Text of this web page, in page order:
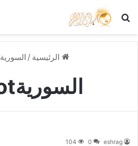
بحث عن
الرئيسية / السوريةquot
السوريةquot
eshrag
0
104